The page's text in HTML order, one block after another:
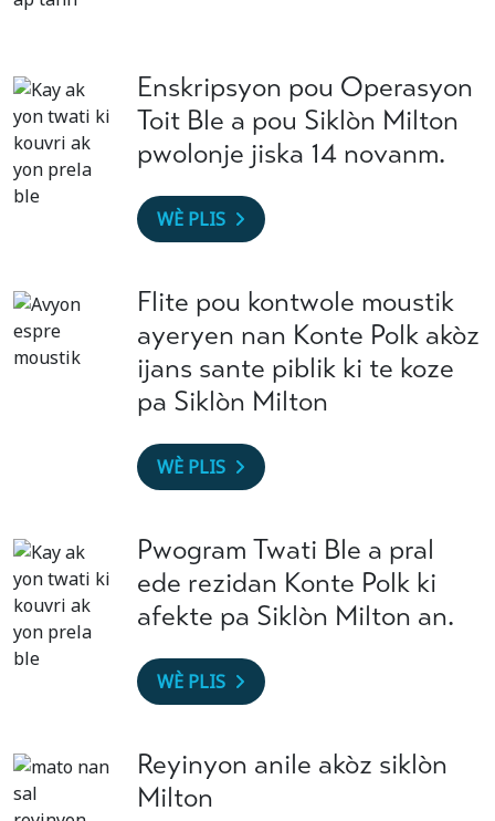
Enskripsyon pou Operasyon
Toit Ble a pou Siklòn Milton
pwolonje jiska 14 novanm.
WÈ PLIS
Flite pou kontwole moustik
ayeryen nan Konte Polk akòz
ijans sante piblik ki te koze
pa Siklòn Milton
WÈ PLIS
Pwogram Twati Ble a pral
ede rezidan Konte Polk ki
afekte pa Siklòn Milton an.
WÈ PLIS
Reyinyon anile akòz siklòn
Milton